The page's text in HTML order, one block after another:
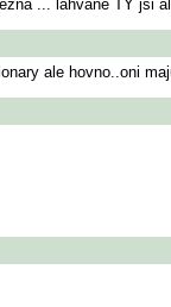
... lahvane TY jsi
ale hovno..oni